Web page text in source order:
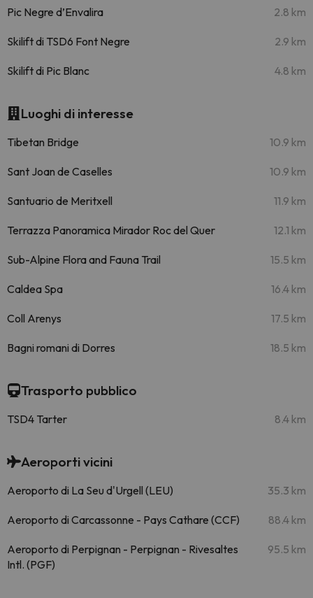
Pic Negre d’Envalira 2.8 km
Skilift di TSD6 Font Negre 2.9 km
Skilift di Pic Blanc 4.8 km
Luoghi di interesse
Tibetan Bridge 10.9 km
Sant Joan de Caselles 10.9 km
Santuario de Meritxell 11.9 km
Terrazza Panoramica Mirador Roc del Quer 12.1 km
Sub-Alpine Flora and Fauna Trail 15.5 km
Caldea Spa 16.4 km
Coll Arenys 17.5 km
Bagni romani di Dorres 18.5 km
Trasporto pubblico
TSD4 Tarter 8.4 km
Aeroporti vicini
Aeroporto di La Seu d'Urgell (LEU) 35.3 km
Aeroporto di Carcassonne - Pays Cathare (CCF) 88.4 km
Aeroporto di Perpignan - Perpignan - Rivesaltes
Intl. (PGF)
95.5 km